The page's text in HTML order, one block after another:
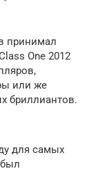
принимал
One 2012
или же
бриллиантов.
для самых